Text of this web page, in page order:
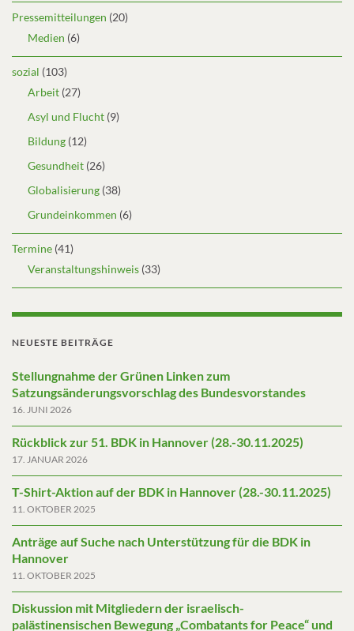
Pressemitteilungen (20)
Medien (6)
sozial (103)
Arbeit (27)
Asyl und Flucht (9)
Bildung (12)
Gesundheit (26)
Globalisierung (38)
Grundeinkommen (6)
Termine (41)
Veranstaltungshinweis (33)
NEUESTE BEITRÄGE
Stellungnahme der Grünen Linken zum
Satzungsänderungsvorschlag des Bundesvorstandes
16. JUNI 2026
Rückblick zur 51. BDK in Hannover (28.-30.11.2025)
17. JANUAR 2026
T-Shirt-Aktion auf der BDK in Hannover (28.-30.11.2025)
11. OKTOBER 2025
Anträge auf Suche nach Unterstützung für die BDK in
Hannover
11. OKTOBER 2025
Diskussion mit Mitgliedern der israelisch-
palästinensischen Bewegung „Combatants for Peace“ und